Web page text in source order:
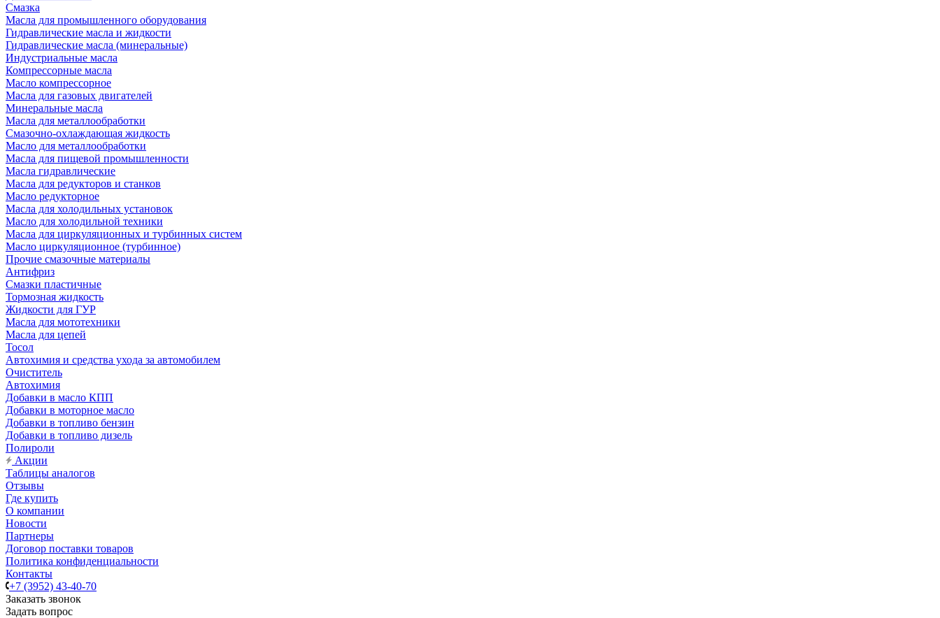
Смазка
Масла для промышленного оборудования
Гидравлические масла и жидкости
Гидравлические масла (минеральные)
Индустриальные масла
Компрессорные масла
Масло компрессорное
Масла для газовых двигателей
Минеральные масла
Масла для металлообработки
Смазочно-охлаждающая жидкость
Масло для металлообработки
Масла для пищевой промышленности
Масла гидравлические
Масла для редукторов и станков
Масло редукторное
Масла для холодильных установок
Масло для холодильной техники
Масла для циркуляционных и турбинных систем
Масло циркуляционное (турбинное)
Прочие смазочные материалы
Антифриз
Смазки пластичные
Тормозная жидкость
Жидкости для ГУР
Масла для мототехники
Масла для цепей
Тосол
Автохимия и средства ухода за автомобилем
Очиститель
Автохимия
Добавки в масло КПП
Добавки в моторное масло
Добавки в топливо бензин
Добавки в топливо дизель
Полироли
Акции
Таблицы аналогов
Отзывы
Где купить
О компании
Новости
Партнеры
Договор поставки товаров
Политика конфиденциальности
Контакты
+7 (3952) 43-40-70
Заказать звонок
Задать вопрос